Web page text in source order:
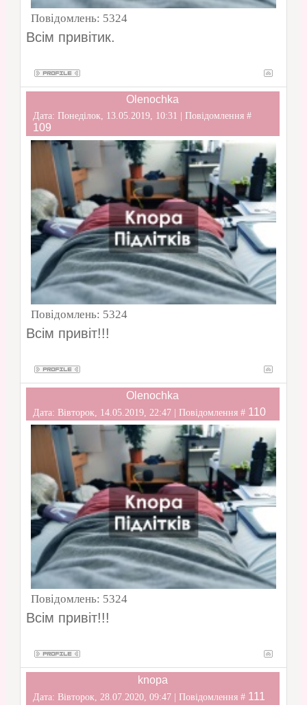
Повідомлень: 5324
Всім привітик.
Olenochka
Дата: Понеділок, 13.05.2019, 10:31 | Повідомлення #
109
Повідомлень: 5324
Всім привіт!!!
Olenochka
Дата: Вівторок, 14.05.2019, 22:47 | Повідомлення # 110
Повідомлень: 5324
Всім привіт!!!
knopa
Дата: Вівторок, 28.07.2020, 09:47 | Повідомлення # 111